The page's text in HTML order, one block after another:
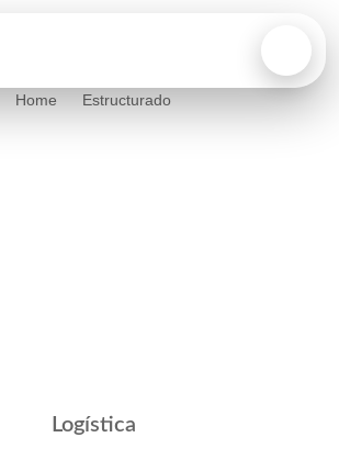
Home Estructurado
Logística